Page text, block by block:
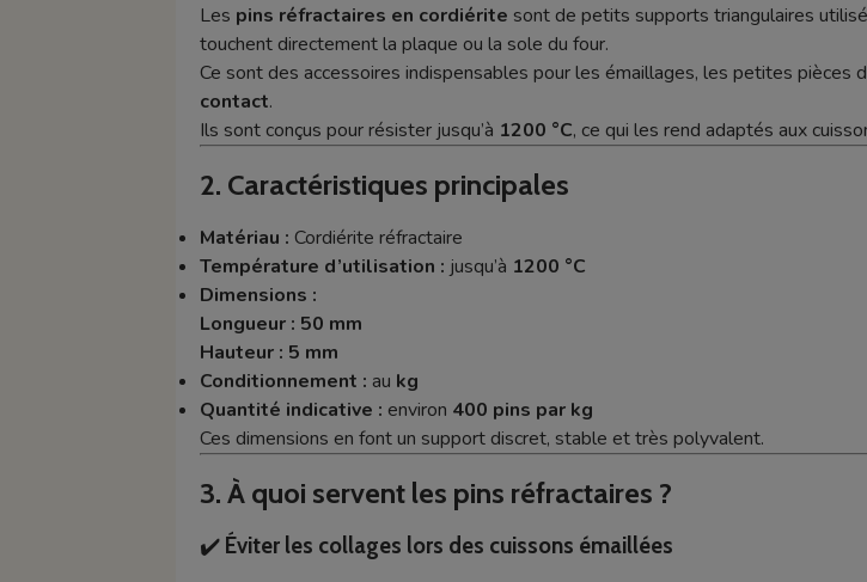
Les pins réfractaires en cordiérite sont de petits supports triangulaires
touchent directement la plaque ou la sole du four.
Ce sont des accessoires indispensables pour les émaillages, les petites pièces
contact.
Ils sont conçus pour résister jusqu’à 1200 °C, ce qui les rend adaptés aux
2. Caractéristiques principales
Matériau : Cordiérite réfractaire
Température d’utilisation : jusqu’à 1200 °C
Dimensions :
Longueur : 50 mm
Hauteur : 5 mm
Conditionnement : au kg
Quantité indicative : environ 400 pins par kg
Ces dimensions en font un support discret, stable et très polyvalent.
3. À quoi servent les pins réfractaires ?
✔️ Éviter les collages lors des cuissons émaillées